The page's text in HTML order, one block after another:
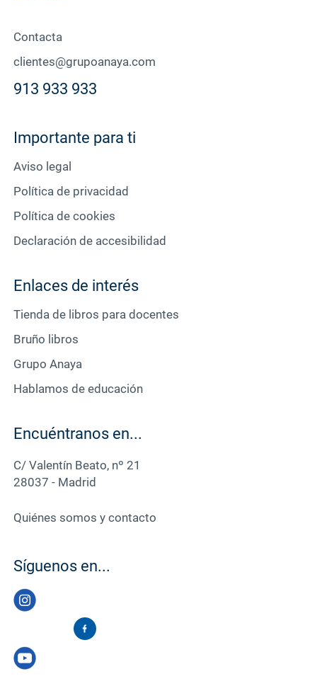
Contacta
clientes@grupoanaya.com
913 933 933
Importante para ti
Aviso legal
Política de privacidad
Política de cookies
Declaración de accesibilidad
Enlaces de interés
Tienda de libros para docentes
Bruño libros
Grupo Anaya
Hablamos de educación
Encuéntranos en...
C/ Valentín Beato, nº 21
28037 - Madrid
Quiénes somos y contacto
Síguenos en...